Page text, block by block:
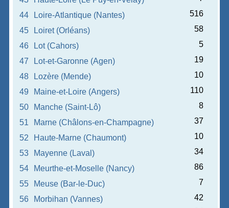
44
Loire-Atlantique (Nantes)
516
45
Loiret (Orléans)
58
46
Lot (Cahors)
5
47
Lot-et-Garonne (Agen)
19
48
Lozère (Mende)
10
49
Maine-et-Loire (Angers)
110
50
Manche (Saint-Lô)
8
51
Marne (Châlons-en-Champagne)
37
52
Haute-Marne (Chaumont)
10
53
Mayenne (Laval)
34
54
Meurthe-et-Moselle (Nancy)
86
55
Meuse (Bar-le-Duc)
7
56
Morbihan (Vannes)
42